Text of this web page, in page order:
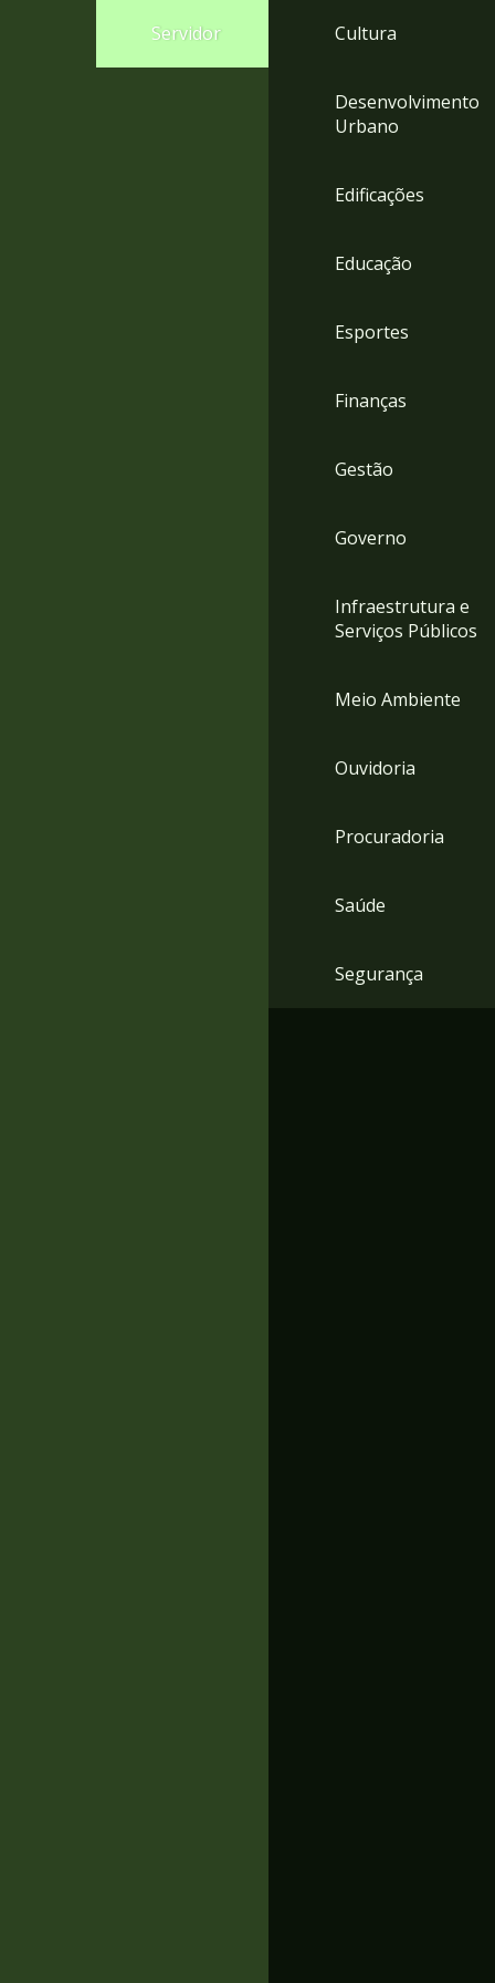
Servidor Cultura
Desenvolvimento
Urbano
Edificações
Educação
Esportes
Finanças
Gestão
Governo
Infraestrutura e
Serviços Públicos
Meio Ambiente
Ouvidoria
Procuradoria
Saúde
Segurança